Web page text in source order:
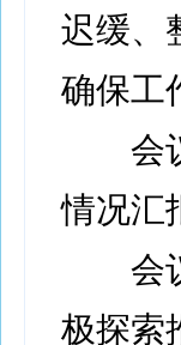
迟缓、
确保工
会议
情况汇
会议
极探索